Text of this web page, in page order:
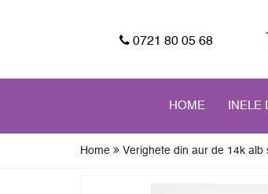
0721 80 05 68
HOME INELE
Home Verighete din aur de 14k alb